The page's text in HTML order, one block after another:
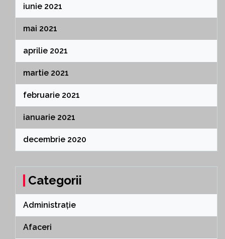
iunie 2021
mai 2021
aprilie 2021
martie 2021
februarie 2021
ianuarie 2021
decembrie 2020
Categorii
Administrație
Afaceri